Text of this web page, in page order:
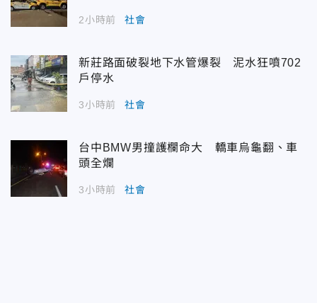
2小時前 社會
新莊路面破裂地下水管爆裂 泥水狂噴702
戶停水
3小時前 社會
台中BMW男撞護欄命大 轎車烏龜翻、車
頭全爛
3小時前 社會